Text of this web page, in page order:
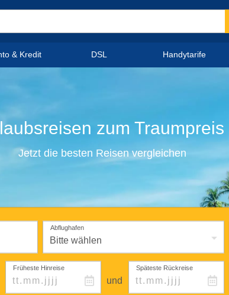
& Kredit DSL Handytarife
zum Traumpreis
Jetzt die besten Reisen vergleichen
Abflughafen
Früheste Hinreise
und
Späteste Rückreise